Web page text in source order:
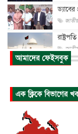
ড্যাবের
জাতীয়
জাতীয়
আমাদের ফেইসবুক
এক ক্লিকে বিভাগের